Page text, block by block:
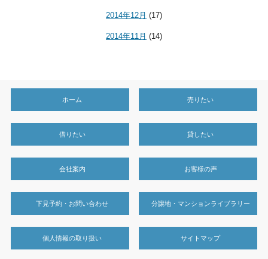
2014年12月 (17)
2014年11月 (14)
ホーム 売りたい
借りたい 貸したい
会社案内 お客様の声
下見予約・お問い合わせ 分譲地・マンションライブラリー
個人情報の取り扱い サイトマップ